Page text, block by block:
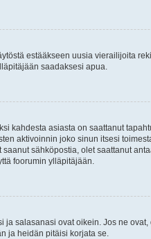
estääkseen uusia vierailijoita
saadaksesi apua.
kahdesta asiasta on saattanut
aktivoinnin joko sinun itsesi
sähköpostia, olet saattanut
foorumin ylläpitäjään.
salasanasi ovat oikein. Jos ne
ja heidän pitäisi korjata se.